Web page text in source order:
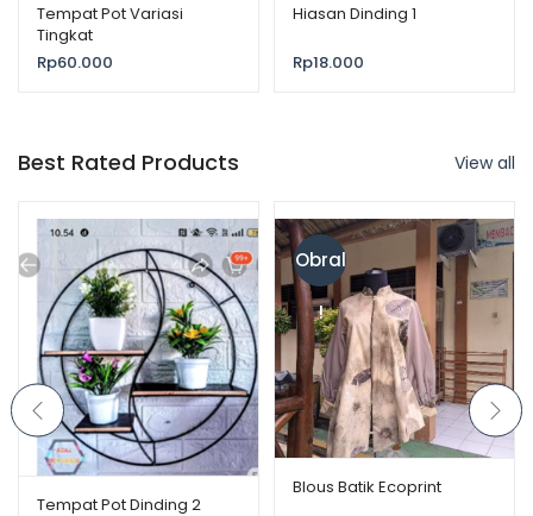
Tempat Pot Variasi
Tingkat
Rp60.000
Hiasan Dinding 1
Rp18.000
Best Rated Products View all
Tempat Pot Dinding 2
Obral
!
Blous Batik Ecoprint